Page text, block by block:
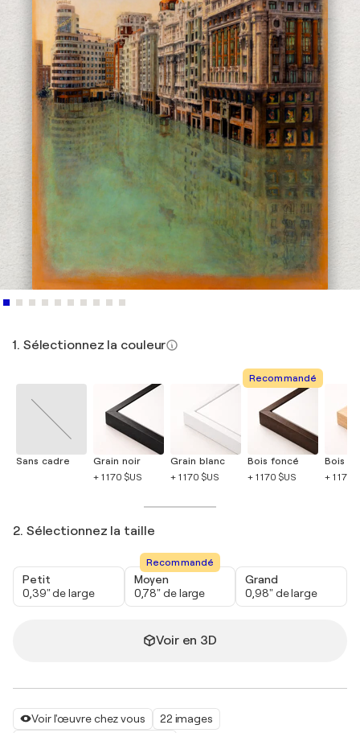
Voir l'œuvre chez vous
22 images
1. Sélectionnez la couleur
Sans cadre
Grain noir
+ 1 170 $US
Grain blanc
+ 1 170 $US
Recommandé
Bois foncé
+ 1 170 $US
Bois
+ 1 170
2. Sélectionnez la taille
Petit
0,39" de large
Recommandé
Moyen
0,78" de large
Grand
0,98" de large
Voir en 3D